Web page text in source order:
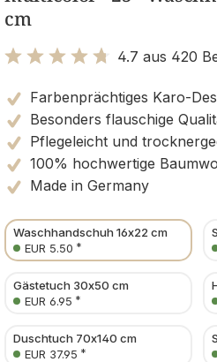
cm
4.7 aus 420
Farbenprächtiges Karo-
Besonders flauschige
Pflegeleicht und
100% hochwertige
Made in Germany
Waschhandschuh 16x22 cm
EUR 5.50 *
Gästetuch 30x50 cm
EUR 6.95 *
Duschtuch 70x140 cm
EUR 37.95 *